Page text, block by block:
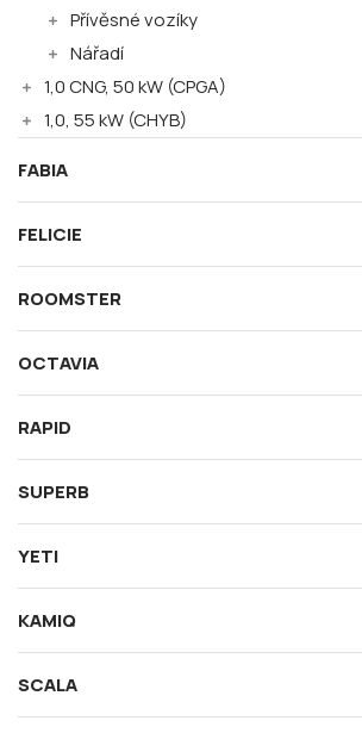
Přívěsné vozíky
Nářadí
1,0 CNG, 50 kW (CPGA)
1,0, 55 kW (CHYB)
FABIA
FELICIE
ROOMSTER
OCTAVIA
RAPID
SUPERB
YETI
KAMIQ
SCALA